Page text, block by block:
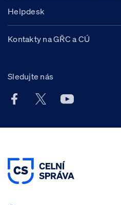
Helpdesk
Kontakty na GŘC a CÚ
Sledujte nás
Facebook účet Celní správy
X účet Celní správy
Youtube